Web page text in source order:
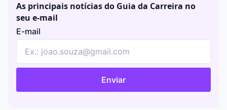
As principais notícias do Guia da Carreira no
seu e-mail
E-mail
Enviar